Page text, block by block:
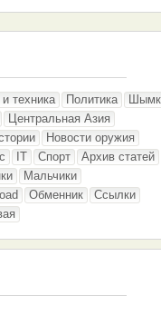
техника Политика
Центральная Азия
Новости оружия
IT Спорт
Архив статей
Мальчики
Обменник
Ссылки